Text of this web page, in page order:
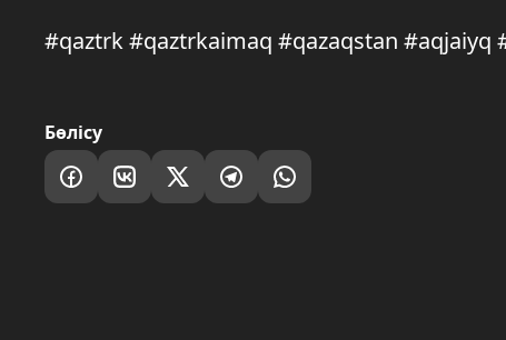
#qaztrk #qaztrkaimaq #qazaqstan
Бөлісу